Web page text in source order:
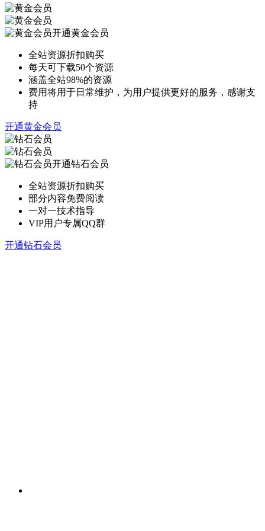
开通黄金会员
全站资源折扣购买
每天可下载50个资源
涵盖全站98%的资源
费用将用于日常维护，为用户提供更好的服务，感谢支
持
开通黄金会员
开通钻石会员
全站资源折扣购买
部分内容免费阅读
一对一技术指导
VIP用户专属QQ群
开通钻石会员